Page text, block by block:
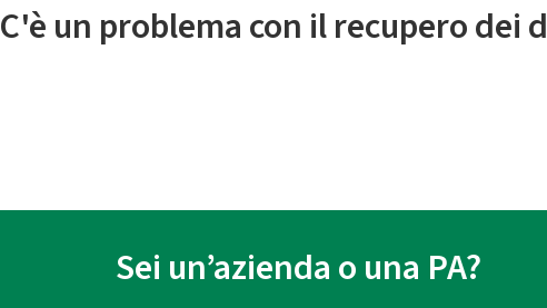
C'è un problema con il recupero dei
Sei un’azienda o una PA?